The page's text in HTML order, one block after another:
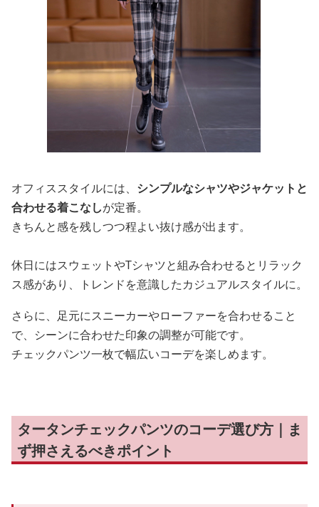
オフィススタイルには、 シンプルなシャツやジャケットと
合わせる着こなしが定番。
きちんと感を残しつつ程よい抜け感が出ます。
休日にはスウェットやTシャツと組み合わせるとリラック
ス感があり、トレンドを意識したカジュアルスタイルに。
さらに、足元にスニーカーやローファーを合わせること
で、シーンに合わせた印象の調整が可能です。
チェックパンツ一枚で幅広いコーデを楽しめます。
タータンチェックパンツのコーデ選び方｜ま
ず押さえるべきポイント